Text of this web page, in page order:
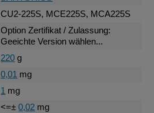
CU2-225S, MCE225S, MCA225S
Option Zertifikat / Zulassung:
Geeichte Version wählen...
220 g
0,01 mg
1 mg
<=±0,02 mg